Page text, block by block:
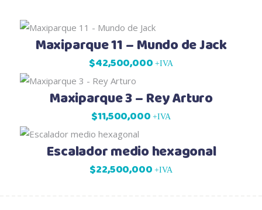
Maxiparque 11 – Mundo de Jack
$42,500,000 +IVA
Maxiparque 3 – Rey Arturo
$11,500,000 +IVA
Escalador medio hexagonal
$22,500,000 +IVA